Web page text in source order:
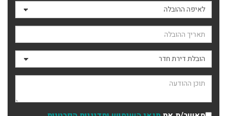
לאיפה ההובלה
תאריך ההובלה
סוג ההובלה
תוכן ההודעה